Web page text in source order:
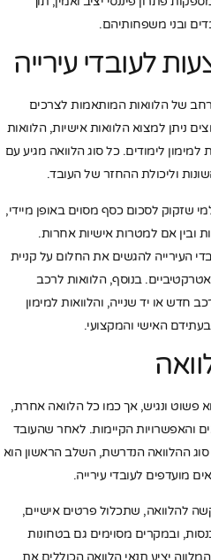
ובני משפחותיהם.
לעובדי עירייה
רחב של הלוואות המותאמות לצרכים
ניתן למצוא הלוואות אישיות, הלוואות
למימון לימודים. כל סוג הלוואה מגיע עם
וליכולת ההחזר של העובד.
שזקוק לסכום כסף מסוים באופן מיידי,
ובין אם למטרות אישיות אחרות.
העירייה להגשים את החלום על קניית
בנוסף, הלוואות לרכב
חדש או יד שנייה, והלוואות למימון
האישי והמקצועי.
פשוט ונגיש, אך כמו כל הלוואה אחרת,
והאפשרויות הקיימות. לאחר שהעובד
ההלוואה הנדרשת, השלב הראשון הוא
מועדפים לעובדי עירייה.
להלוואה, שתכלול פרטים אישיים,
ובמקרים מסוימים גם בטחונות